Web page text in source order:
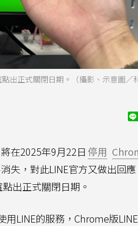
出正式關閉日期。（攝影、示意圖／
將在2025年9月22日 停用
失，對此LINE官方又做出回應
出正式關閉日期。
LINE的服務，Chrome版